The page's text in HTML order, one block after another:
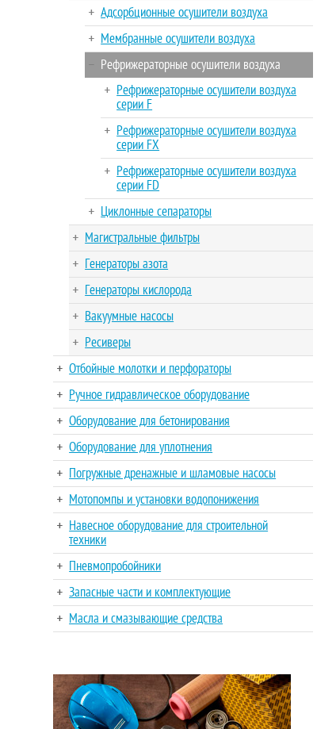
Адсорбционные осушители воздуха
Мембранные осушители воздуха
Рефрижераторные осушители воздуха
Рефрижераторные осушители воздуха
серии F
Рефрижераторные осушители воздуха
серии FX
Рефрижераторные осушители воздуха
серии FD
Циклонные сепараторы
Магистральные фильтры
Генераторы азота
Генераторы кислорода
Вакуумные насосы
Ресиверы
Отбойные молотки и перфораторы
Ручное гидравлическое оборудование
Оборудование для бетонирования
Оборудование для уплотнения
Погружные дренажные и шламовые насосы
Мотопомпы и установки водопонижения
Навесное оборудование для строительной
техники
Пневмопробойники
Запасные части и комплектующие
Масла и смазывающие средства